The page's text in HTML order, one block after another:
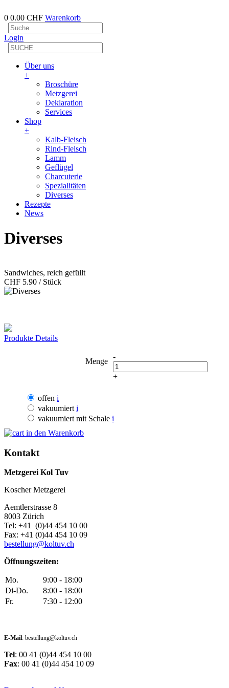
0 0.00 CHF Warenkorb
Login
Über uns
+
Broschüre
Metzgerei
Deklaration
Services
Shop
+
Kalb-Fleisch
Rind-Fleisch
Lamm
Geflügel
Charcuterie
Spezialitäten
Diverses
Rezepte
News
Diverses
Sandwiches, reich gefüllt
CHF 5.90 / Stück
Produkte Details
-
+
Menge
offen i
vakuumiert i
vakuumiert mit Schale i
in den Warenkorb
Kontakt
Metzgerei Kol Tuv
Koscher Metzgerei
Aemtlerstrasse 8
8003 Zürich
Tel: +41 (0)44 454 10 00
Fax: +41 (0)44 454 10 09
bestellung@koltuv.ch
Öffnungszeiten:
Mo.
9:00 - 18:00
Di-Do.
8:00 - 18:00
Fr.
7:30 - 12:00
E-Mail: bestellung@koltuv.ch
Tel: 00 41 (0)44 454 10 00
Fax: 00 41 (0)44 454 10 09